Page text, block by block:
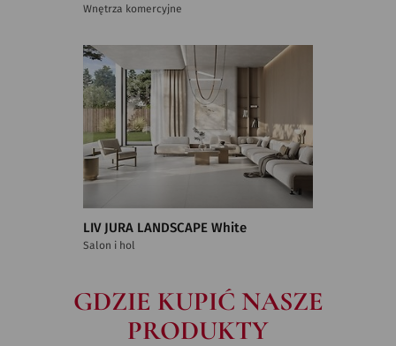
Wnętrza komercyjne
LIV JURA LANDSCAPE White
Salon i hol
GDZIE KUPIĆ NASZE
PRODUKTY